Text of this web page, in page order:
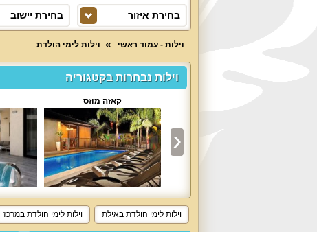
בחירת איזור בחירת יישוב
וילות - עמוד ראשי וילות לימי הולדת
וילות נבחרות בקטגוריה
קאזה מוזס
וילות לימי הולדת באילת וילות לימי הולדת במרכז